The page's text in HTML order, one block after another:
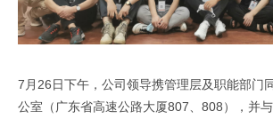
7月26日下午，公司领导携管理层及职能部门
公室（广东省高速公路大厦807、808），并